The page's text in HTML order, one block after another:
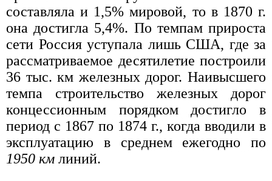
составляла и 1,5% мировой, то в 1870 г.
она достигла 5,4%. По темпам прироста
сети Россия уступала лишь США, где за
рассматриваемое десятилетие построили
36 тыс. км железных дорог. Наивысшего
темпа строительство железных дорог
концессионным порядком достигло в
период с 1867 по 1874 г., когда вводили в
эксплуатацию в среднем ежегодно по
1950 км линий.